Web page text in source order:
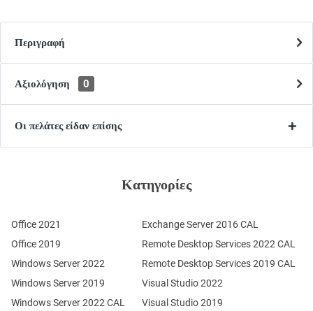
Περιγραφή
Αξιολόγηση 0
Οι πελάτες είδαν επίσης
Κατηγορίες
Office 2021
Office 2019
Windows Server 2022
Windows Server 2019
Windows Server 2022 CAL
Remote Desktop Services 2022 CAL
Remote Desktop Services 2019 CAL
Exchange Server 2016 CAL
Visual Studio 2022
Visual Studio 2019